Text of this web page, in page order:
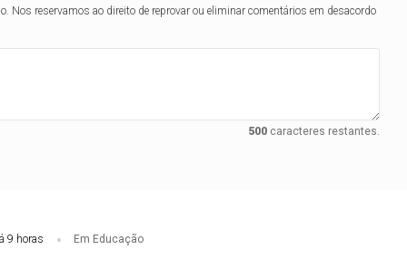
Nos reservamos ao direito de reprovar ou eliminar comentários em desacordo
500caracteres restantes.
9 horas Em Educação